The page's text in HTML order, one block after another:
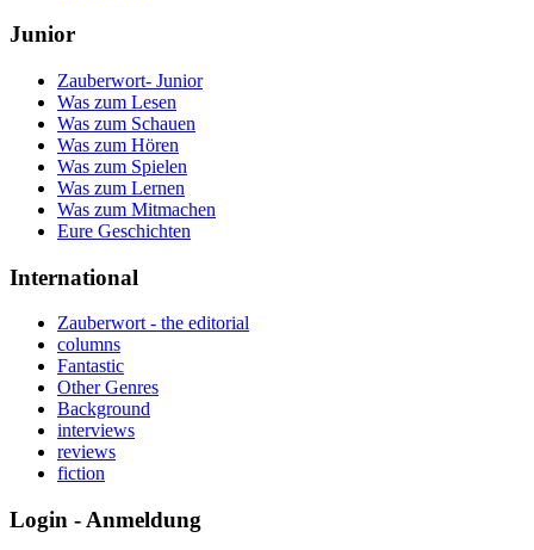
Junior
Zauberwort- Junior
Was zum Lesen
Was zum Schauen
Was zum Hören
Was zum Spielen
Was zum Lernen
Was zum Mitmachen
Eure Geschichten
International
Zauberwort - the editorial
columns
Fantastic
Other Genres
Background
interviews
reviews
fiction
Login - Anmeldung